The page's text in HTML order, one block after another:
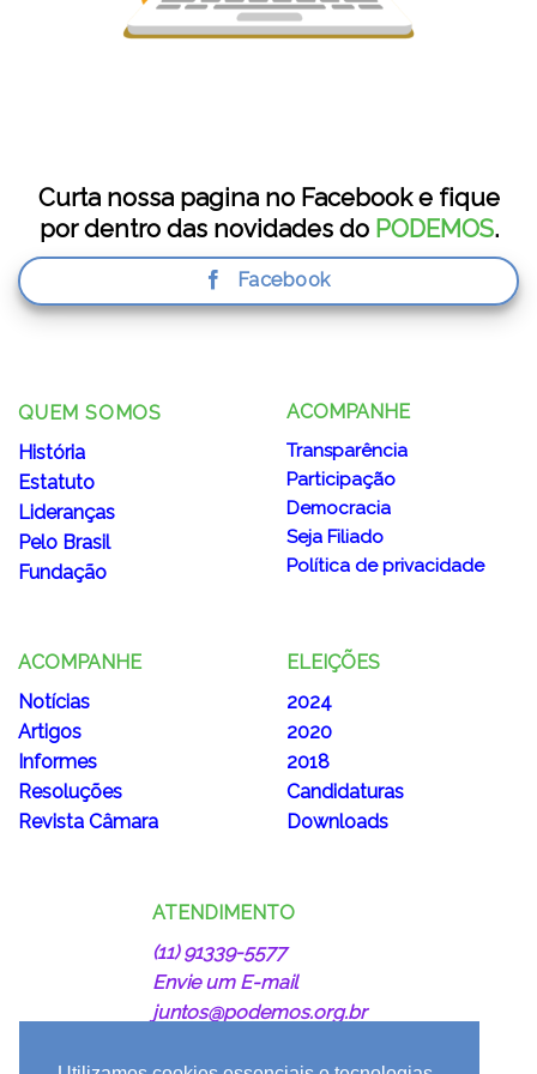
Curta nossa pagina no Facebook e fique
por dentro das novidades do PODEMOS.
Facebook
QUEM SOMOS
História
Estatuto
Lideranças
Pelo Brasil
Fundação
ACOMPANHE
Transparência
Participação
Democracia
Seja Filiado
Política de privacidade
ACOMPANHE
Notícias
Artigos
Informes
Resoluções
Revista Câmara
ELEIÇÕES
2024
2020
2018
Candidaturas
Downloads
ATENDIMENTO
(11) 91339-5577
Envie um E-mail
juntos@podemos.org.br